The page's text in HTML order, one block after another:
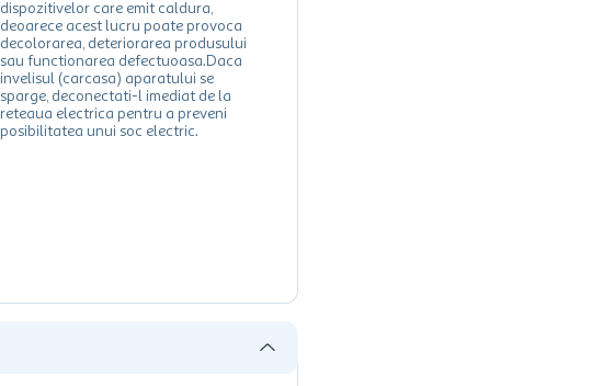
dispozitivelor care emit caldura,
deoarece acest lucru poate provoca
decolorarea, deteriorarea produsului
sau functionarea defectuoasa.Daca
invelisul (carcasa) aparatului se
sparge, deconectati-l imediat de la
reteaua electrica pentru a preveni
posibilitatea unui soc electric.